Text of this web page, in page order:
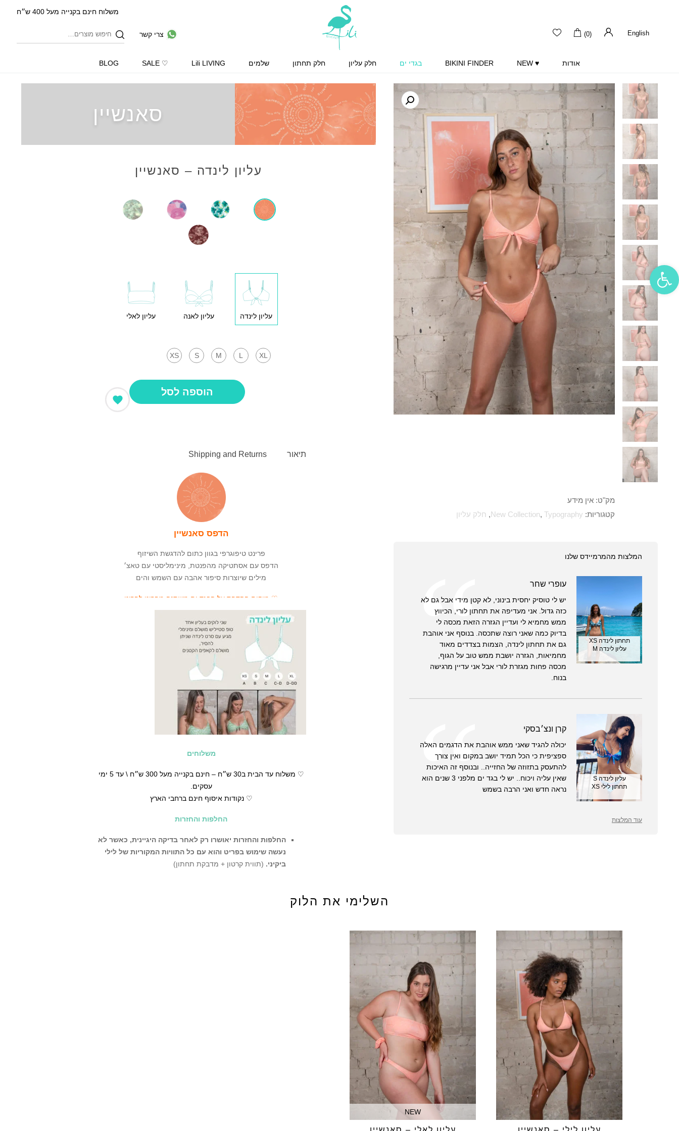
(0) English
משלוח חינם בקנייה מעל 400 ש״ח
צרי קשר
אודות ♥ NEW
BIKINI FINDER בגדי ים חלק עליון חלק תחתון שלמים Lili LIVING
♡ SALE
BLOG
מק"ט: אין מידע
קטגוריות:
New Collection, Typography
, חלק עליון
המלצות מהמרמיידס שלנו
תחתון לינדה XS
עליון לינדה M
עופרי שחר
יש לי טוסיק יחסית בינוני, לא קטן מידי אבל גם לא
כזה גדול. אני מעדיפה את תחתון לורי, הכיווץ
ממש מחמיא לי ועדיין הגזרה הזאת מכסה לי
בדיוק כמה שאני רוצה שתכסה. בנוסף אני אוהבת
גם את תחתון לינדה, הצמות בצדדים מאוד
מחמיאות, הגזרה יושבת ממש טוב על הגוף,
מכסה פחות מגזרת לורי אבל אני עדיין מרגישה
בנוח.
עליון לינדה S
תחתון לילי XS
קרן ונצ׳בסקי
יכולה להגיד שאני ממש אוהבת את הדגמים האלה
ספציפית כי הכל תמיד יושב במקום ואין צורך
להתעסק בתזוזה של החזייה.. ובנוסף זה האיכות
שאין עליה ויכוח.. יש לי בגד ים מלפני 3 שנים הוא
נראה חדש ואני הרבה בשמש
עוד המלצות
סאנשיין
עליון לינדה – סאנשיין
XL
L
M
S
XS
עליון לינדה עליון לאנה עליון לאלי
הוספה לסל
תיאור Shipping and Returns
הדפס סאנשיין
פרינט טיפוגרפי בגוון כתום להדגשת השיזוף
הדפס עם אסתטיקה מהפנטת, מינימליסטי עם טאצ׳
מילים שיוצרות סיפור אהבה עם השמש והים
♡ מיקום ההדפס על הבגד ים משתנה מפריט לפריט
♡ מומלץ לקרוא את הטיפים שלנולשמירה על הבגד ים
משלוחים
♡ משלוח עד הבית ב30 ש״ח – חינם בקנייה מעל 300 ש״ח \ עד 5 ימי
עסקים.
♡ נקודות איסוף חינם ברחבי הארץ
החלפות והחזרות
החלפות והחזרות יאושרו רק לאחר בדיקה היגיינית, כאשר לא
נעשה שימוש בפריט והוא עם כל התוויות המקוריות של לילי
ביקיני. (תווית קרטון + מדבקת תחתון)
השלימי את הלוק
NEW
פתח סרגל נגישות